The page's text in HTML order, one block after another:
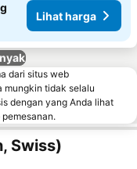
Lihat harga
dari situs web
mungkin tidak selalu
dengan yang Anda lihat
Swiss)